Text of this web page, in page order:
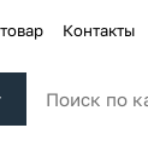
Контакты